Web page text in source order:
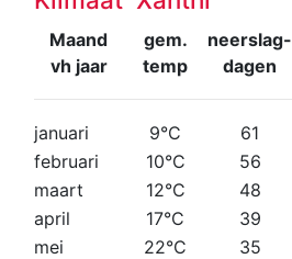
Maand
vh jaar
gem.
temp
neerslag-
dagen
januari 9°C 61
februari
10°C 56
maart
12°C 48
april
17°C 39
mei
22°C 35